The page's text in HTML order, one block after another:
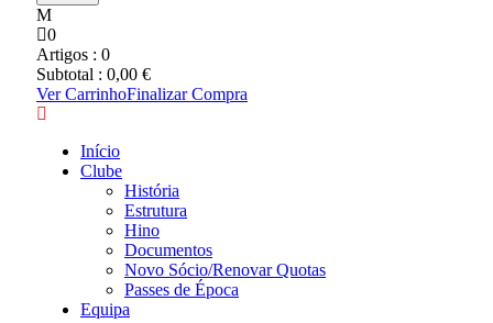
0
Artigos : 0
Subtotal : 0,00 €
Ver CarrinhoFinalizar Compra
Início
Clube
História
Estrutura
Hino
Documentos
Novo Sócio/Renovar Quotas
Passes de Época
Equipa